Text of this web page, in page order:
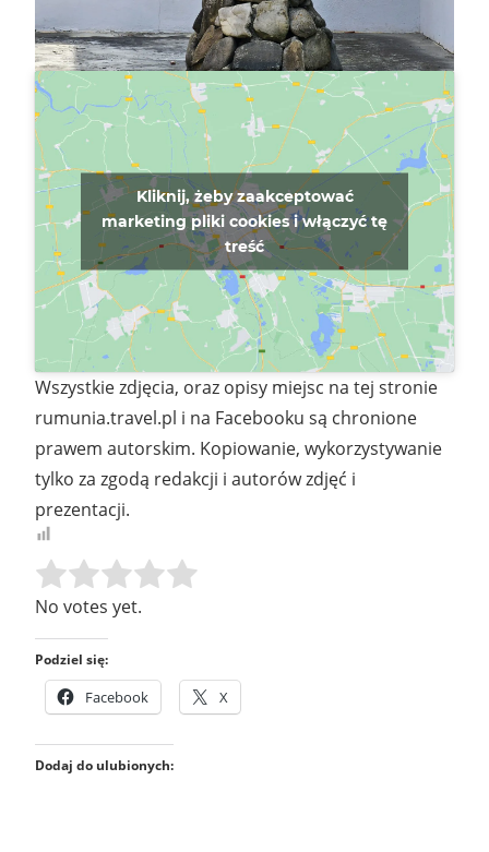
Kliknij, żeby zaakceptować
marketing pliki cookies i włączyć tę
treść
Wszystkie zdjęcia, oraz opisy miejsc na tej stronie
rumunia.travel.pl i na Facebooku są chronione
prawem autorskim. Kopiowanie, wykorzystywanie
tylko za zgodą redakcji i autorów zdjęć i
prezentacji.
Rate this item:
No votes yet.
Podziel się:
Facebook X
Dodaj do ulubionych: